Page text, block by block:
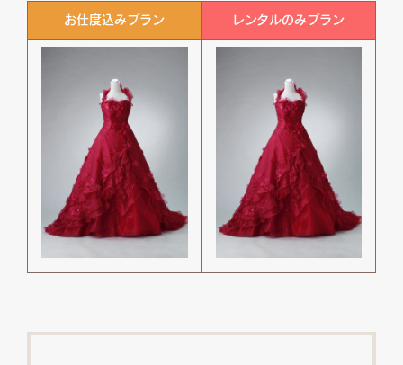
お仕度込みプラン レンタルのみプラン